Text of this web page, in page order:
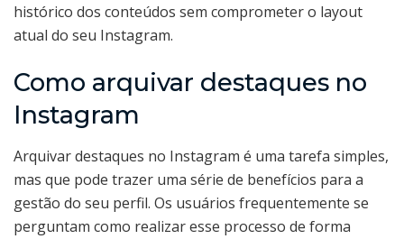
histórico dos conteúdos sem comprometer o layout
atual do seu Instagram.
Como arquivar destaques no
Instagram
Arquivar destaques no Instagram é uma tarefa simples,
mas que pode trazer uma série de benefícios para a
gestão do seu perfil. Os usuários frequentemente se
perguntam como realizar esse processo de forma